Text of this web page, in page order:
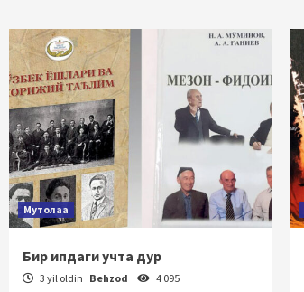
Мутолаа
Бир ипдаги учта дур
3 yil oldin Behzod 4 095